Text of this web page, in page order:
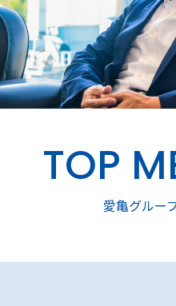
TOP
愛亀グルー